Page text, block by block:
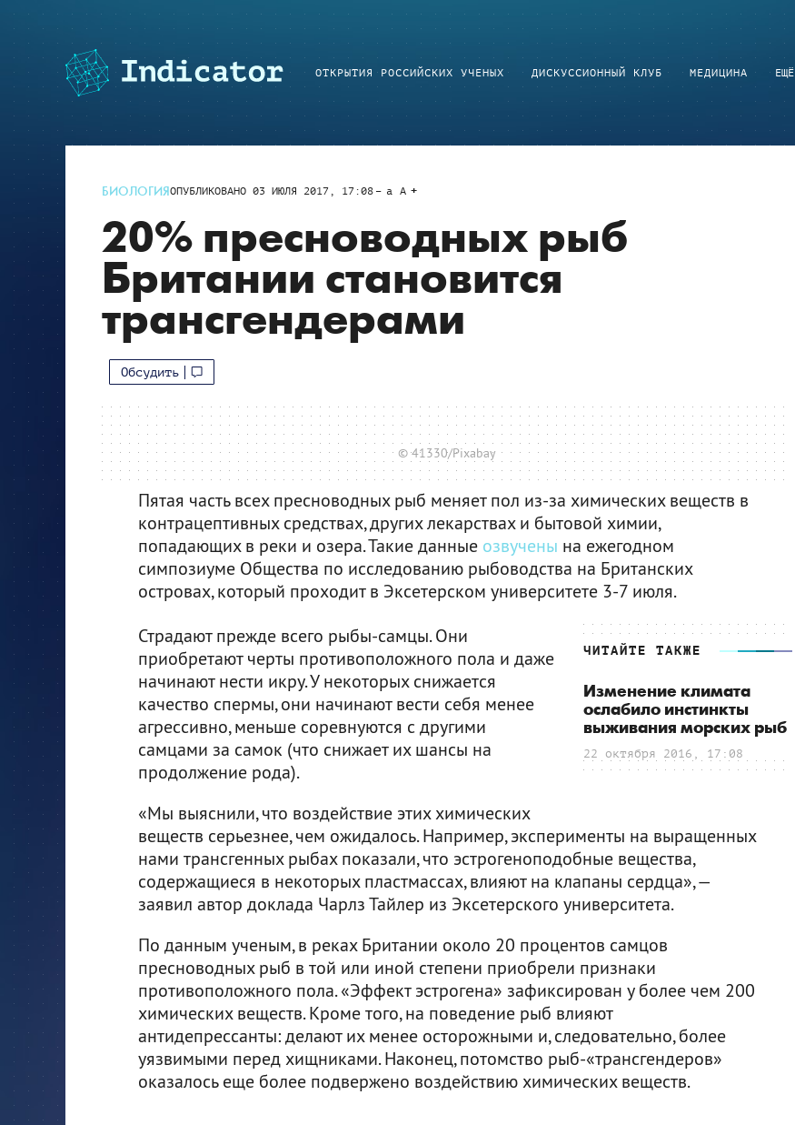
ЕЩЁ
ОТКРЫТИЯ РОССИЙСКИХ УЧЕНЫХ ДИСКУССИОННЫЙ КЛУБ МЕДИЦИНА
БИОЛОГИЯОПУБЛИКОВАНО 03 ИЮЛЯ 2017, 17:08 a A
20% пресноводных рыб
Британии становится
трансгендерами
Обсудить
© 41330/Pixabay
Пятая часть всех пресноводных рыб меняет пол из-за химических веществ в
контрацептивных средствах, других лекарствах и бытовой химии,
попадающих в реки и озера. Такие данные озвучены на ежегодном
симпозиуме Общества по исследованию рыбоводства на Британских
островах, который проходит в Эксетерском университете 3-7 июля.
ЧИТАЙТЕ ТАКЖЕ
Изменение климата
ослабило инстинкты
выживания морских рыб
22 октября 2016, 17:08
Страдают прежде всего рыбы-самцы. Они
приобретают черты противоположного пола и даже
начинают нести икру. У некоторых снижается
качество спермы, они начинают вести себя менее
агрессивно, меньше соревнуются с другими
самцами за самок (что снижает их шансы на
продолжение рода).
«Мы выяснили, что воздействие этих химических
веществ серьезнее, чем ожидалось. Например, эксперименты на выращенных
нами трансгенных рыбах показали, что эстрогеноподобные вещества,
содержащиеся в некоторых пластмассах, влияют на клапаны сердца», —
заявил автор доклада Чарлз Тайлер из Эксетерского университета.
По данным ученым, в реках Британии около 20 процентов самцов
пресноводных рыб в той или иной степени приобрели признаки
противоположного пола. «Эффект эстрогена» зафиксирован у более чем 200
химических веществ. Кроме того, на поведение рыб влияют
антидепрессанты: делают их менее осторожными и, следовательно, более
уязвимыми перед хищниками. Наконец, потомство рыб-«трансгендеров»
оказалось еще более подвержено воздействию химических веществ.